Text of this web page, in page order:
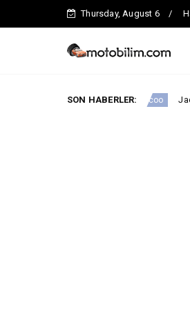
Thursday, August 6
SON HABERLER:
Jaecoo Jaecoo, The Odyssey